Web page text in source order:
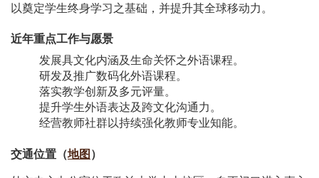
以奠定学生终身学习之基础，并提升其全球移动力。
近年重点工作与愿景
发展具文化内涵及生命关怀之外语课程。
研发及推广数码化外语课程。
落实教学创新及多元评量。
提升学生外语表达及跨文化沟通力。
经营教师社群以持续强化教师专业知能。
交通位置（地图 ）